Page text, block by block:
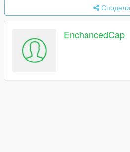
Сподели
EnchancedCap